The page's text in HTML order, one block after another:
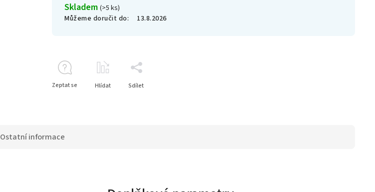
Skladem (>5 ks)
Můžeme doručit do:
13.8.2026
Zeptat se Hlídat Sdílet
Ostatní informace